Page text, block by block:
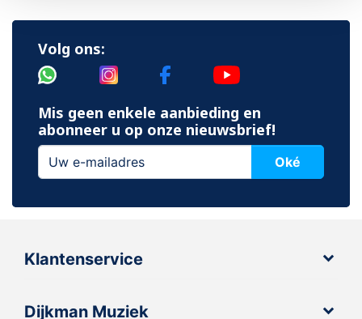
Volg ons:
Mis geen enkele aanbieding en
abonneer u op onze nieuwsbrief!
Oké
Klantenservice
Dijkman Muziek